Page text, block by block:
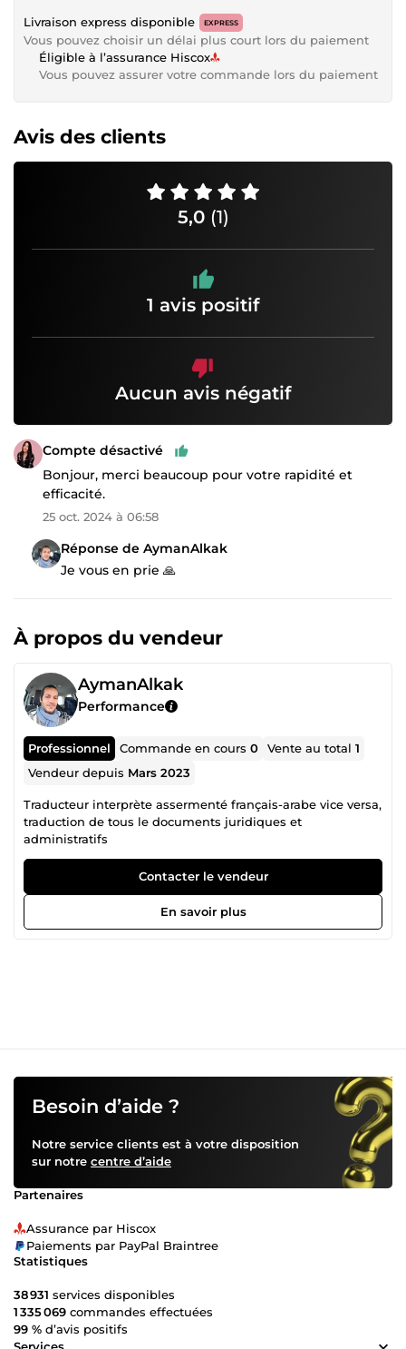
Livraison express disponible EXPRESS
Vous pouvez choisir un délai plus court lors du paiement
Éligible à l’assurance Hiscox
Vous pouvez assurer votre commande lors du paiement
Avis des clients
5,0 (1)
1 avis positif
Aucun avis négatif
Compte désactivé
Bonjour, merci beaucoup pour votre rapidité et
efficacité.
25 oct. 2024 à 06:58
Réponse de AymanAlkak
Je vous en prie 🙏
À propos du vendeur
AymanAlkak
Performance
Professionnel Commande en cours0 Vente au total1
Vendeur depuis Mars 2023
Traducteur interprète assermenté français-arabe vice versa,
traduction de tous le documents juridiques et
administratifs
Contacter le vendeur
En savoir plus
Besoin d’aide ?
Notre service clients est à votre disposition
sur notre centre d’aide
Partenaires
Assurance par Hiscox
Paiements par PayPal Braintree
Statistiques
38 931 services disponibles
1 335 069 commandes effectuées
99 % d’avis positifs